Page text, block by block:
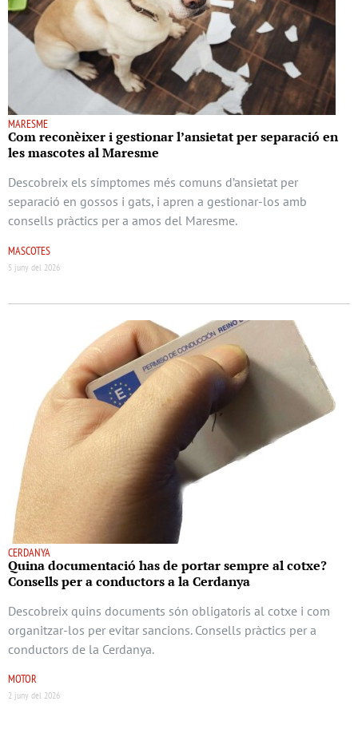
MARESME
Com reconèixer i gestionar l’ansietat per separació en
les mascotes al Maresme
Descobreix els símptomes més comuns d’ansietat per
separació en gossos i gats, i apren a gestionar-los amb
consells pràctics per a amos del Maresme.
MASCOTES
5 juny del 2026
CERDANYA
Quina documentació has de portar sempre al cotxe?
Consells per a conductors a la Cerdanya
Descobreix quins documents són obligatoris al cotxe i com
organitzar-los per evitar sancions. Consells pràctics per a
conductors de la Cerdanya.
MOTOR
2 juny del 2026